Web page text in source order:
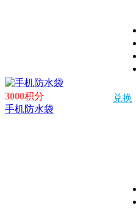
兑换
3000积分
手机防水袋